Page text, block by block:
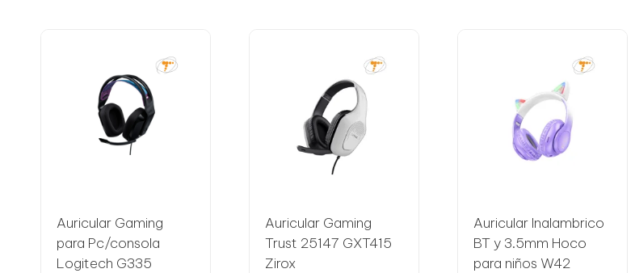
Auricular Gaming
para Pc/consola
Logitech G335
Auricular Gaming
Trust 25147 GXT415
Zirox
Auricular Inalambrico
BT y 3.5mm Hoco
para niños W42